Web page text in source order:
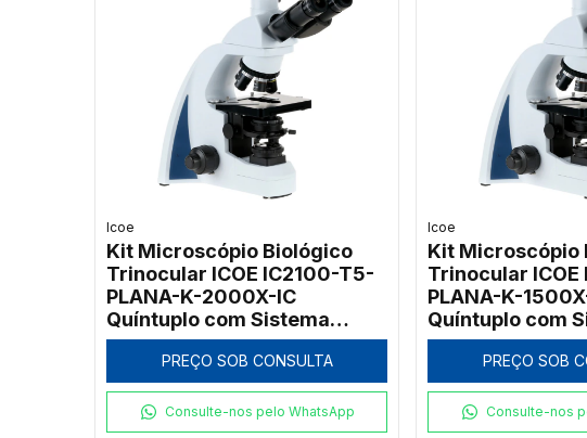
Icoe
Kit Microscópio Biológico
Trinocular ICOE IC2100-T5-
PLANA-K-2000X-IC
Quíntuplo com Sistema
Kohler 2000x
PREÇO SOB CONSULTA
Consulte-nos pelo WhatsApp
Icoe
Kit Microscópio
Trinocular
PLANA-K-
Quíntuplo com
Kohler 1500x
PREÇO SOB
Consulte-nos